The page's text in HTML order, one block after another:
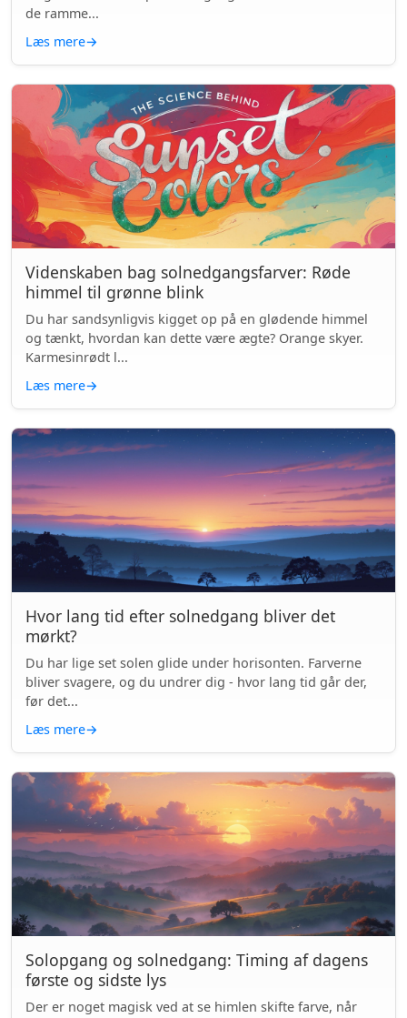
de ramme...
Læs mere→
Videnskaben bag solnedgangsfarver: Røde
himmel til grønne blink
Du har sandsynligvis kigget op på en glødende himmel
og tænkt, hvordan kan dette være ægte? Orange skyer.
Karmesinrødt l...
Læs mere→
Hvor lang tid efter solnedgang bliver det
mørkt?
Du har lige set solen glide under horisonten. Farverne
bliver svagere, og du undrer dig - hvor lang tid går der,
før det...
Læs mere→
Solopgang og solnedgang: Timing af dagens
første og sidste lys
Der er noget magisk ved at se himlen skifte farve, når